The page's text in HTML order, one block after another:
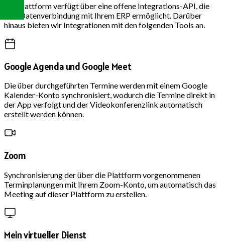
Die Plattform verfügt über eine offene Integrations-API, die
eine Datenverbindung mit Ihrem ERP ermöglicht. Darüber
hinaus bieten wir Integrationen mit den folgenden Tools an.
Google Agenda und Google Meet
Die über durchgeführten Termine werden mit einem Google
Kalender-Konto synchronisiert, wodurch die Termine direkt in
der App verfolgt und der Videokonferenzlink automatisch
erstellt werden können.
Zoom
Synchronisierung der über die Plattform vorgenommenen
Terminplanungen mit Ihrem Zoom-Konto, um automatisch das
Meeting auf dieser Plattform zu erstellen.
Mein virtueller Dienst